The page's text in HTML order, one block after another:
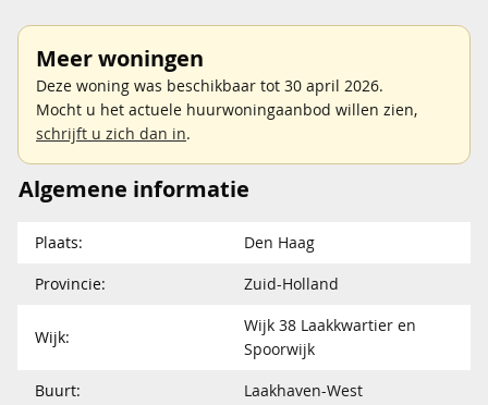
Meer woningen
Deze woning was beschikbaar tot 30 april 2026.
Mocht u het actuele huurwoningaanbod willen zien,
schrijft u zich dan in.
Algemene informatie
Plaats:
Den Haag
Provincie:
Zuid-Holland
Wijk:
Wijk 38 Laakkwartier en
Spoorwijk
Buurt:
Laakhaven-West